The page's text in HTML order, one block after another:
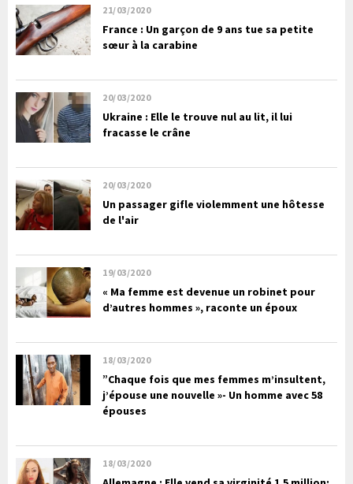
21/03/2020
France : Un garçon de 9 ans tue sa petite
sœur à la carabine
20/03/2020
Ukraine : Elle le trouve nul au lit, il lui
fracasse le crâne
20/03/2020
Un passager gifle violemment une hôtesse
de l'air
19/03/2020
« Ma femme est devenue un robinet pour
d’autres hommes », raconte un époux
18/03/2020
”Chaque fois que mes femmes m’insultent,
j’épouse une nouvelle »- Un homme avec 58
épouses
18/03/2020